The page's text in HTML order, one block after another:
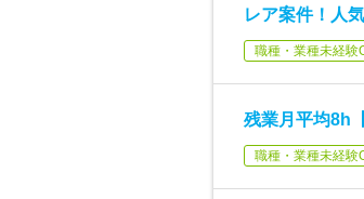
レア案件！人
職種・業種未経験
残業月平均8h
職種・業種未経験